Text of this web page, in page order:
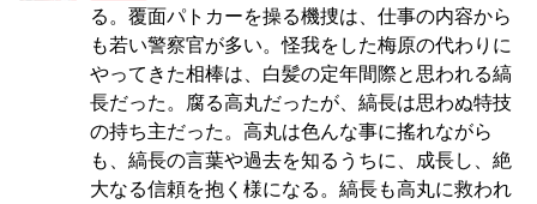
る。覆面パトカーを操る機捜は、仕事の内容から
も若い警察官が多い。怪我をした梅原の代わりに
やってきた相棒は、白髪の定年間際と思われる縞
長だった。腐る高丸だったが、縞長は思わぬ特技
の持ち主だった。高丸は色んな事に搖れながら
も、縞長の言葉や過去を知るうちに、成長し、絶
大なる信頼を抱く様になる。縞長も高丸に救われ